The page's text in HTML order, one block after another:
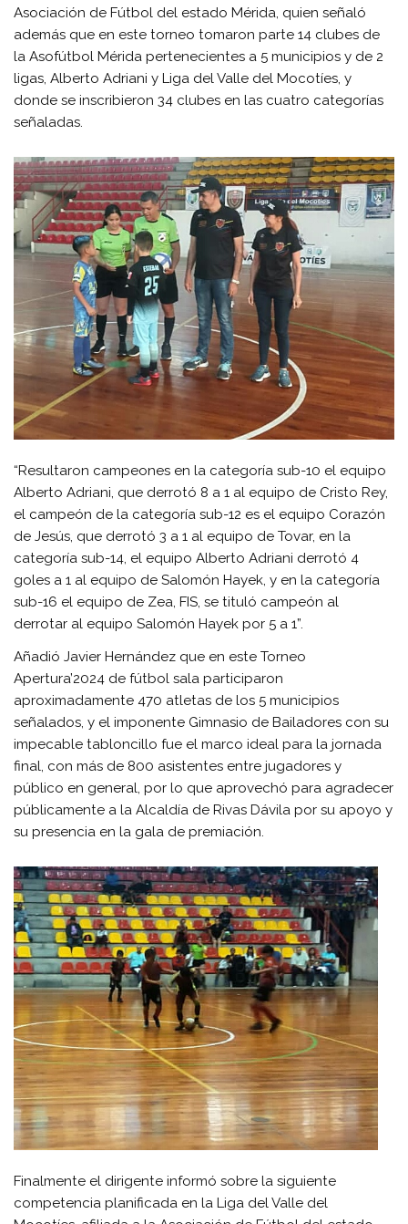
Asociación de Fútbol del estado Mérida, quien señaló
además que en este torneo tomaron parte 14 clubes de
la Asofútbol Mérida pertenecientes a 5 municipios y de 2
ligas, Alberto Adriani y Liga del Valle del Mocotíes, y
donde se inscribieron 34 clubes en las cuatro categorías
señaladas.
“Resultaron campeones en la categoría sub-10 el equipo
Alberto Adriani, que derrotó 8 a 1 al equipo de Cristo Rey,
el campeón de la categoría sub-12 es el equipo Corazón
de Jesús, que derrotó 3 a 1 al equipo de Tovar, en la
categoría sub-14, el equipo Alberto Adriani derrotó 4
goles a 1 al equipo de Salomón Hayek, y en la categoría
sub-16 el equipo de Zea, FIS, se tituló campeón al
derrotar al equipo Salomón Hayek por 5 a 1”.
Añadió Javier Hernández que en este Torneo
Apertura’2024 de fútbol sala participaron
aproximadamente 470 atletas de los 5 municipios
señalados, y el imponente Gimnasio de Bailadores con su
impecable tabloncillo fue el marco ideal para la jornada
final, con más de 800 asistentes entre jugadores y
público en general, por lo que aprovechó para agradecer
públicamente a la Alcaldía de Rivas Dávila por su apoyo y
su presencia en la gala de premiación.
Finalmente el dirigente informó sobre la siguiente
competencia planificada en la Liga del Valle del